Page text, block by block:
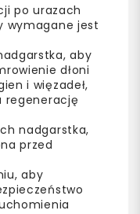
po urazach
wymagane jest
aby
dłoni
i więzadeł,
regenerację
nadgarstka,
przed
aby